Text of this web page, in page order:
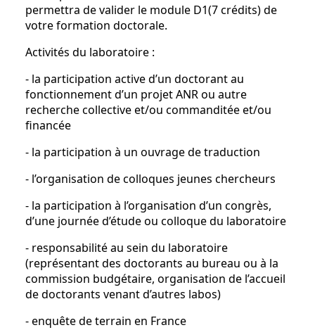
permettra de valider le module D1(7 crédits) de
votre formation doctorale.
Activités du laboratoire :
- la participation active d’un doctorant au
fonctionnement d’un projet ANR ou autre
recherche collective et/ou commanditée et/ou
financée
- la participation à un ouvrage de traduction
- l’organisation de colloques jeunes chercheurs
- la participation à l’organisation d’un congrès,
d’une journée d’étude ou colloque du laboratoire
- responsabilité au sein du laboratoire
(représentant des doctorants au bureau ou à la
commission budgétaire, organisation de l’accueil
de doctorants venant d’autres labos)
- enquête de terrain en France